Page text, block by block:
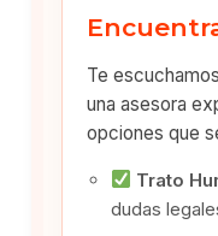
Te
una asesora
opciones que
Trato
dudas